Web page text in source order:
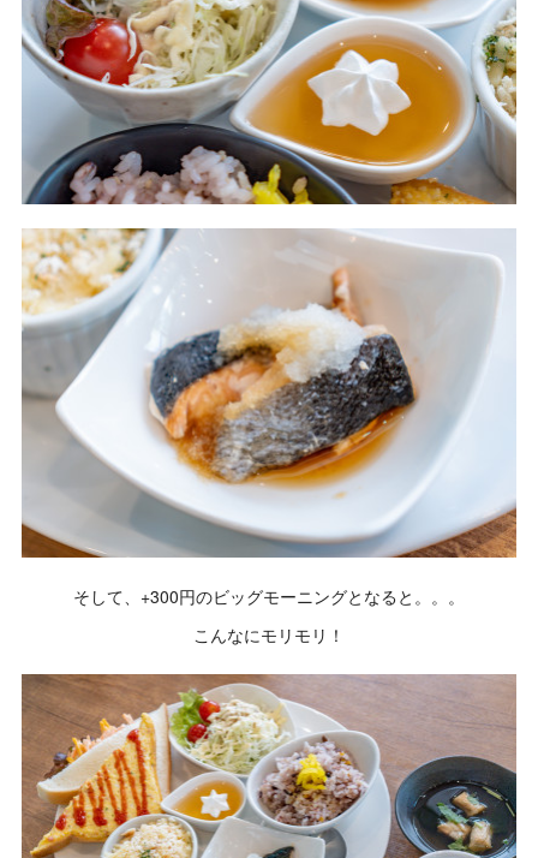
そして、+300円のビッグモーニングとなると。。。
こんなにモリモリ！